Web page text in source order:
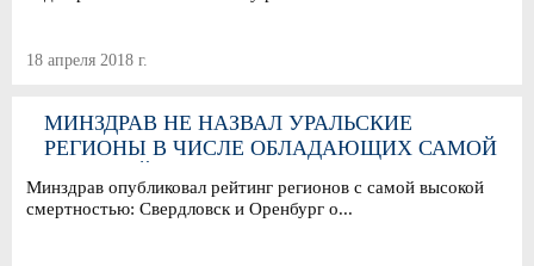
18 апреля 2018 г.
МИНЗДРАВ НЕ НАЗВАЛ УРАЛЬСКИЕ
РЕГИОНЫ В ЧИСЛЕ ОБЛАДАЮЩИХ САМОЙ
Минздрав опубликовал рейтинг регионов с самой высокой
смертностью: Свердловск и Оренбург о...